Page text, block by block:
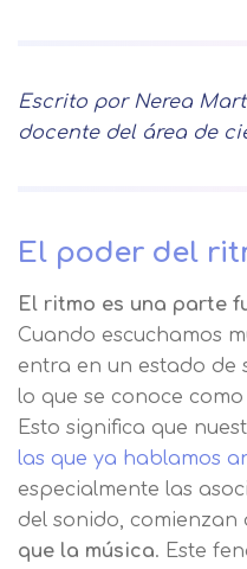
Escrito por Nerea
docente del área de
El poder del
El ritmo es una parte
Cuando escuchamos
entra en un estado de
lo que se conoce
Esto significa que
las que ya hablamos
especialmente las
del sonido, comienzan
que la música. Este